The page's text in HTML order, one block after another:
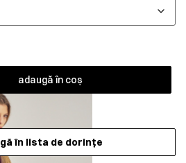
adaugă în coș
în lista de dorințe